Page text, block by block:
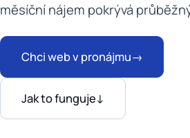
měsíční nájem pokrývá
Chci web v pronájmu→
Jak to funguje↓